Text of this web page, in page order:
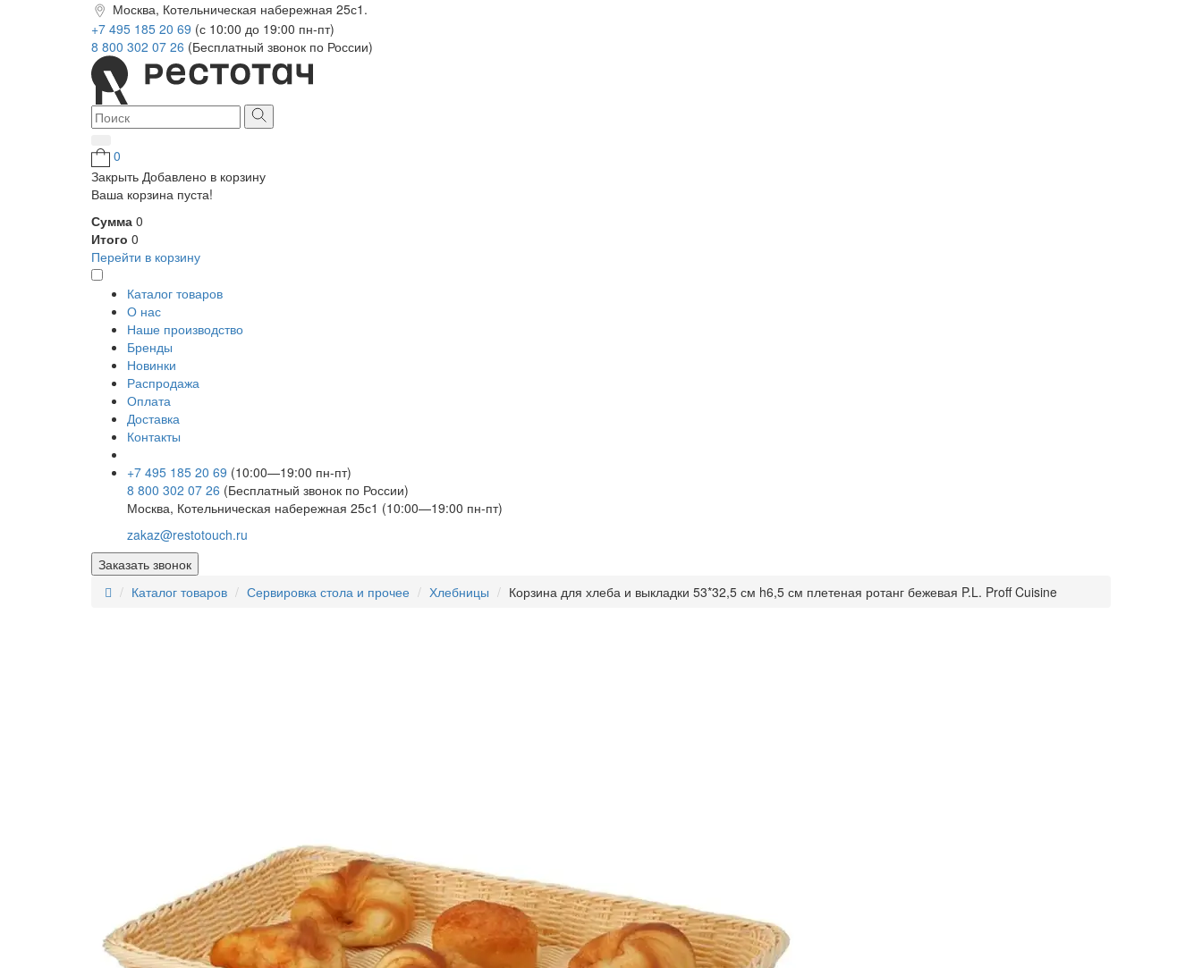
Москва, Котельническая набережная 25с1.
+7 495 185 20 69 (с 10:00 до 19:00 пн-пт)
8 800 302 07 26 (Бесплатный звонок по России)
0
Закрыть Добавлено в корзину
Ваша корзина пуста!
Сумма 0
Итого 0
Перейти в корзину
Каталог товаров
О нас
Наше производство
Бренды
Новинки
Распродажа
Оплата
Доставка
Контакты
+7 495 185 20 69 (10:00—19:00 пн-пт)
8 800 302 07 26 (Бесплатный звонок по России)
Москва, Котельническая набережная 25с1 (10:00—19:00 пн-пт)
zakaz@restotouch.ru
Заказать звонок
Каталог товаров
Сервировка стола и прочее Хлебницы Корзина для хлеба и выкладки 53*32,5 см h6,5 см плетеная ротанг бежевая P.L. Proff Cuisine